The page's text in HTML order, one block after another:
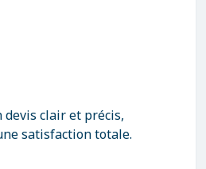
devis clair et précis,
satisfaction totale.